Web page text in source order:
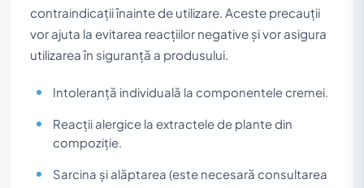
contraindicații înainte de utilizare. Aceste precauții
vor ajuta la evitarea reacțiilor negative și vor asigura
utilizarea în siguranță a produsului.
Intoleranță individuală la componentele cremei.
Reacții alergice la extractele de plante din
compoziție.
Sarcina și alăptarea (este necesară consultarea